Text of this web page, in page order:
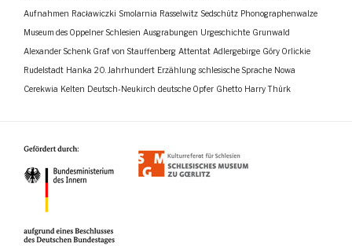
Aufnahmen Racławiczki Smolarnia Rasselwitz Sedschütz Phonographenwalze
Museum des Oppelner Schlesien Ausgrabungen Urgeschichte Grunwald
Alexander Schenk Graf von Stauffenberg Attentat Adlergebirge Góry Orlickie
Rudelstadt Hanka 20. Jahrhundert Erzählung schlesische Sprache Nowa
Cerekwia Kelten Deutsch-Neukirch deutsche Opfer Ghetto Harry Thürk